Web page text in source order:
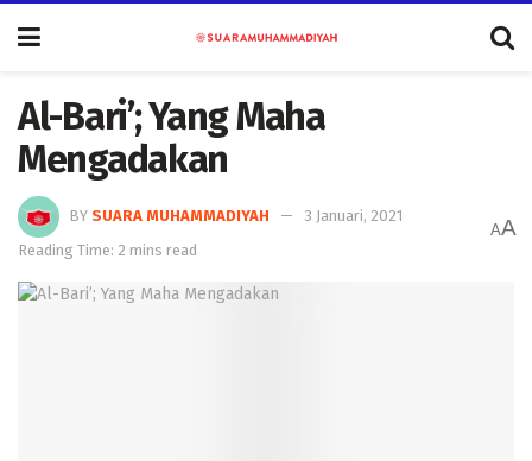
Al-Bari’; Yang Maha
Mengadakan
BY SUARA MUHAMMADIYAH
3 Januari, 2021
Reading Time: 2 mins read
AA